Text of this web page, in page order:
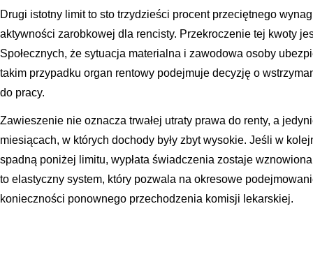
Drugi istotny limit to sto trzydzieści procent przeciętnego
aktywności zarobkowej dla rencisty. Przekroczenie tej kwoty
Społecznych, że sytuacja materialna i zawodowa osoby
takim przypadku organ rentowy podejmuje decyzję o
do pracy.
Zawieszenie nie oznacza trwałej utraty prawa do renty, a
miesiącach, w których dochody były zbyt wysokie. Jeśli w
spadną poniżej limitu, wypłata świadczenia zostaje
to elastyczny system, który pozwala na okresowe
konieczności ponownego przechodzenia komisji lekarskiej.